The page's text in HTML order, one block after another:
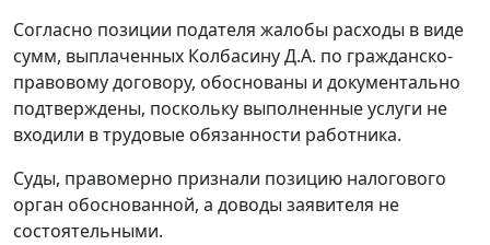
Согласно позиции подателя жалобы расходы в виде
сумм, выплаченных Колбасину Д.А. по гражданско-
правовому договору, обоснованы и документально
подтверждены, поскольку выполненные услуги не
входили в трудовые обязанности работника.
Суды, правомерно признали позицию налогового
орган обоснованной, а доводы заявителя не
состоятельными.